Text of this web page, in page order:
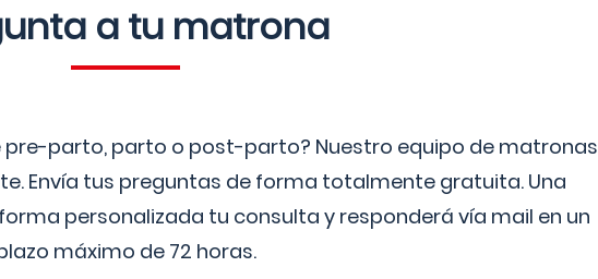
a tu matrona
pre-parto, parto o post-parto? Nuestro equipo de matronas
Envía tus preguntas de forma totalmente gratuita. Una
personalizada tu consulta y responderá vía mail en un
máximo de 72 horas.